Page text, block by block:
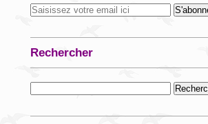
Rechercher